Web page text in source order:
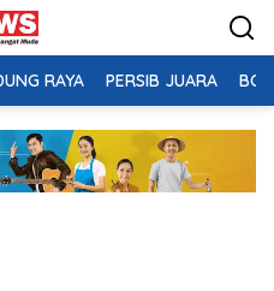
RAYA PERSIB JUARA